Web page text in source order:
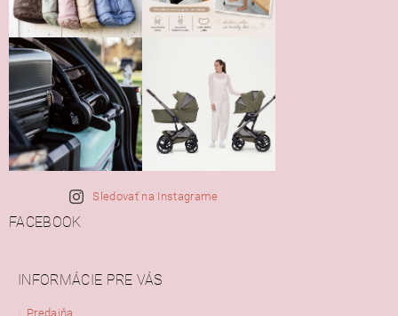
Sledovať na Instagrame
FACEBOOK
INFORMÁCIE PRE VÁS
Predajňa